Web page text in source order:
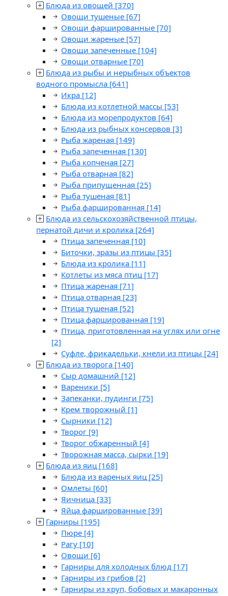
Блюда из овощей [370]
Овощи тушеные [67]
Овощи фаршированные [70]
Овощи жареные [57]
Овощи запеченные [104]
Овощи отварные [70]
Блюда из рыбы и нерыбных объектов
водного промысла [641]
Икра [12]
Блюда из котлетной массы [53]
Блюда из морепродуктов [64]
Блюда из рыбных консервов [3]
Рыба жареная [149]
Рыба запеченная [130]
Рыба копченая [27]
Рыба отварная [82]
Рыба припущенная [25]
Рыба тушеная [81]
Рыба фаршированная [14]
Блюда из сельскохозяйственной птицы,
пернатой дичи и кролика [264]
Птица запеченная [10]
Биточки, зразы из птицы [35]
Блюда из кролика [11]
Котлеты из мяса птиц [17]
Птица жареная [71]
Птица отварная [23]
Птица тушеная [52]
Птица фаршированная [19]
Птица, приготовленная на углях или огне
[2]
Суфле, фрикадельки, кнели из птицы [24]
Блюда из творога [140]
Сыр домашний [12]
Вареники [5]
Запеканки, пудинги [75]
Крем творожный [1]
Сырники [12]
Творог [9]
Творог обжаренный [4]
Творожная масса, сырки [19]
Блюда из яиц [168]
Блюда из вареных яиц [25]
Омлеты [60]
Яичница [33]
Яйца фаршированные [39]
Гарниры [195]
Пюре [4]
Рагу [10]
Овощи [6]
Гарниры для холодных блюд [17]
Гарниры из грибов [2]
Гарниры из круп, бобовых и макаронных